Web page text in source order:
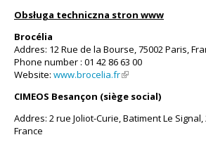
Obsługa techniczna stron www
Brocélia
Addres: 12 Rue de la Bourse, 75002 Paris,
Phone number : 01 42 86 63 00
Website: www.brocelia.fr(link is external)
CIMEOS Besançon (siège social)
Addres: 2 rue Joliot-Curie, Batiment Le Signal,
France